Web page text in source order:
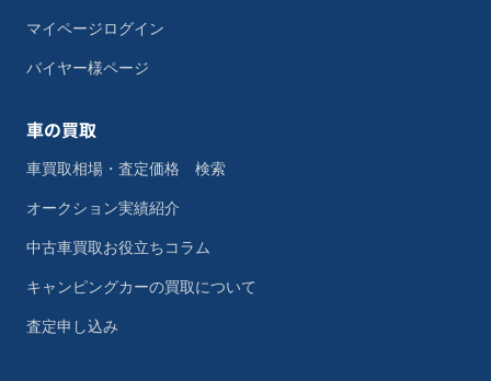
マイページログイン
バイヤー様ページ
車の買取
車買取相場・査定価格 検索
オークション実績紹介
中古車買取お役立ちコラム
キャンピングカーの買取について
査定申し込み